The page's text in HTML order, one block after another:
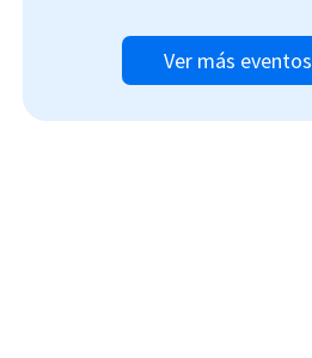
Ver más eventos